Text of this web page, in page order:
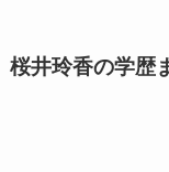
桜井玲香の学歴